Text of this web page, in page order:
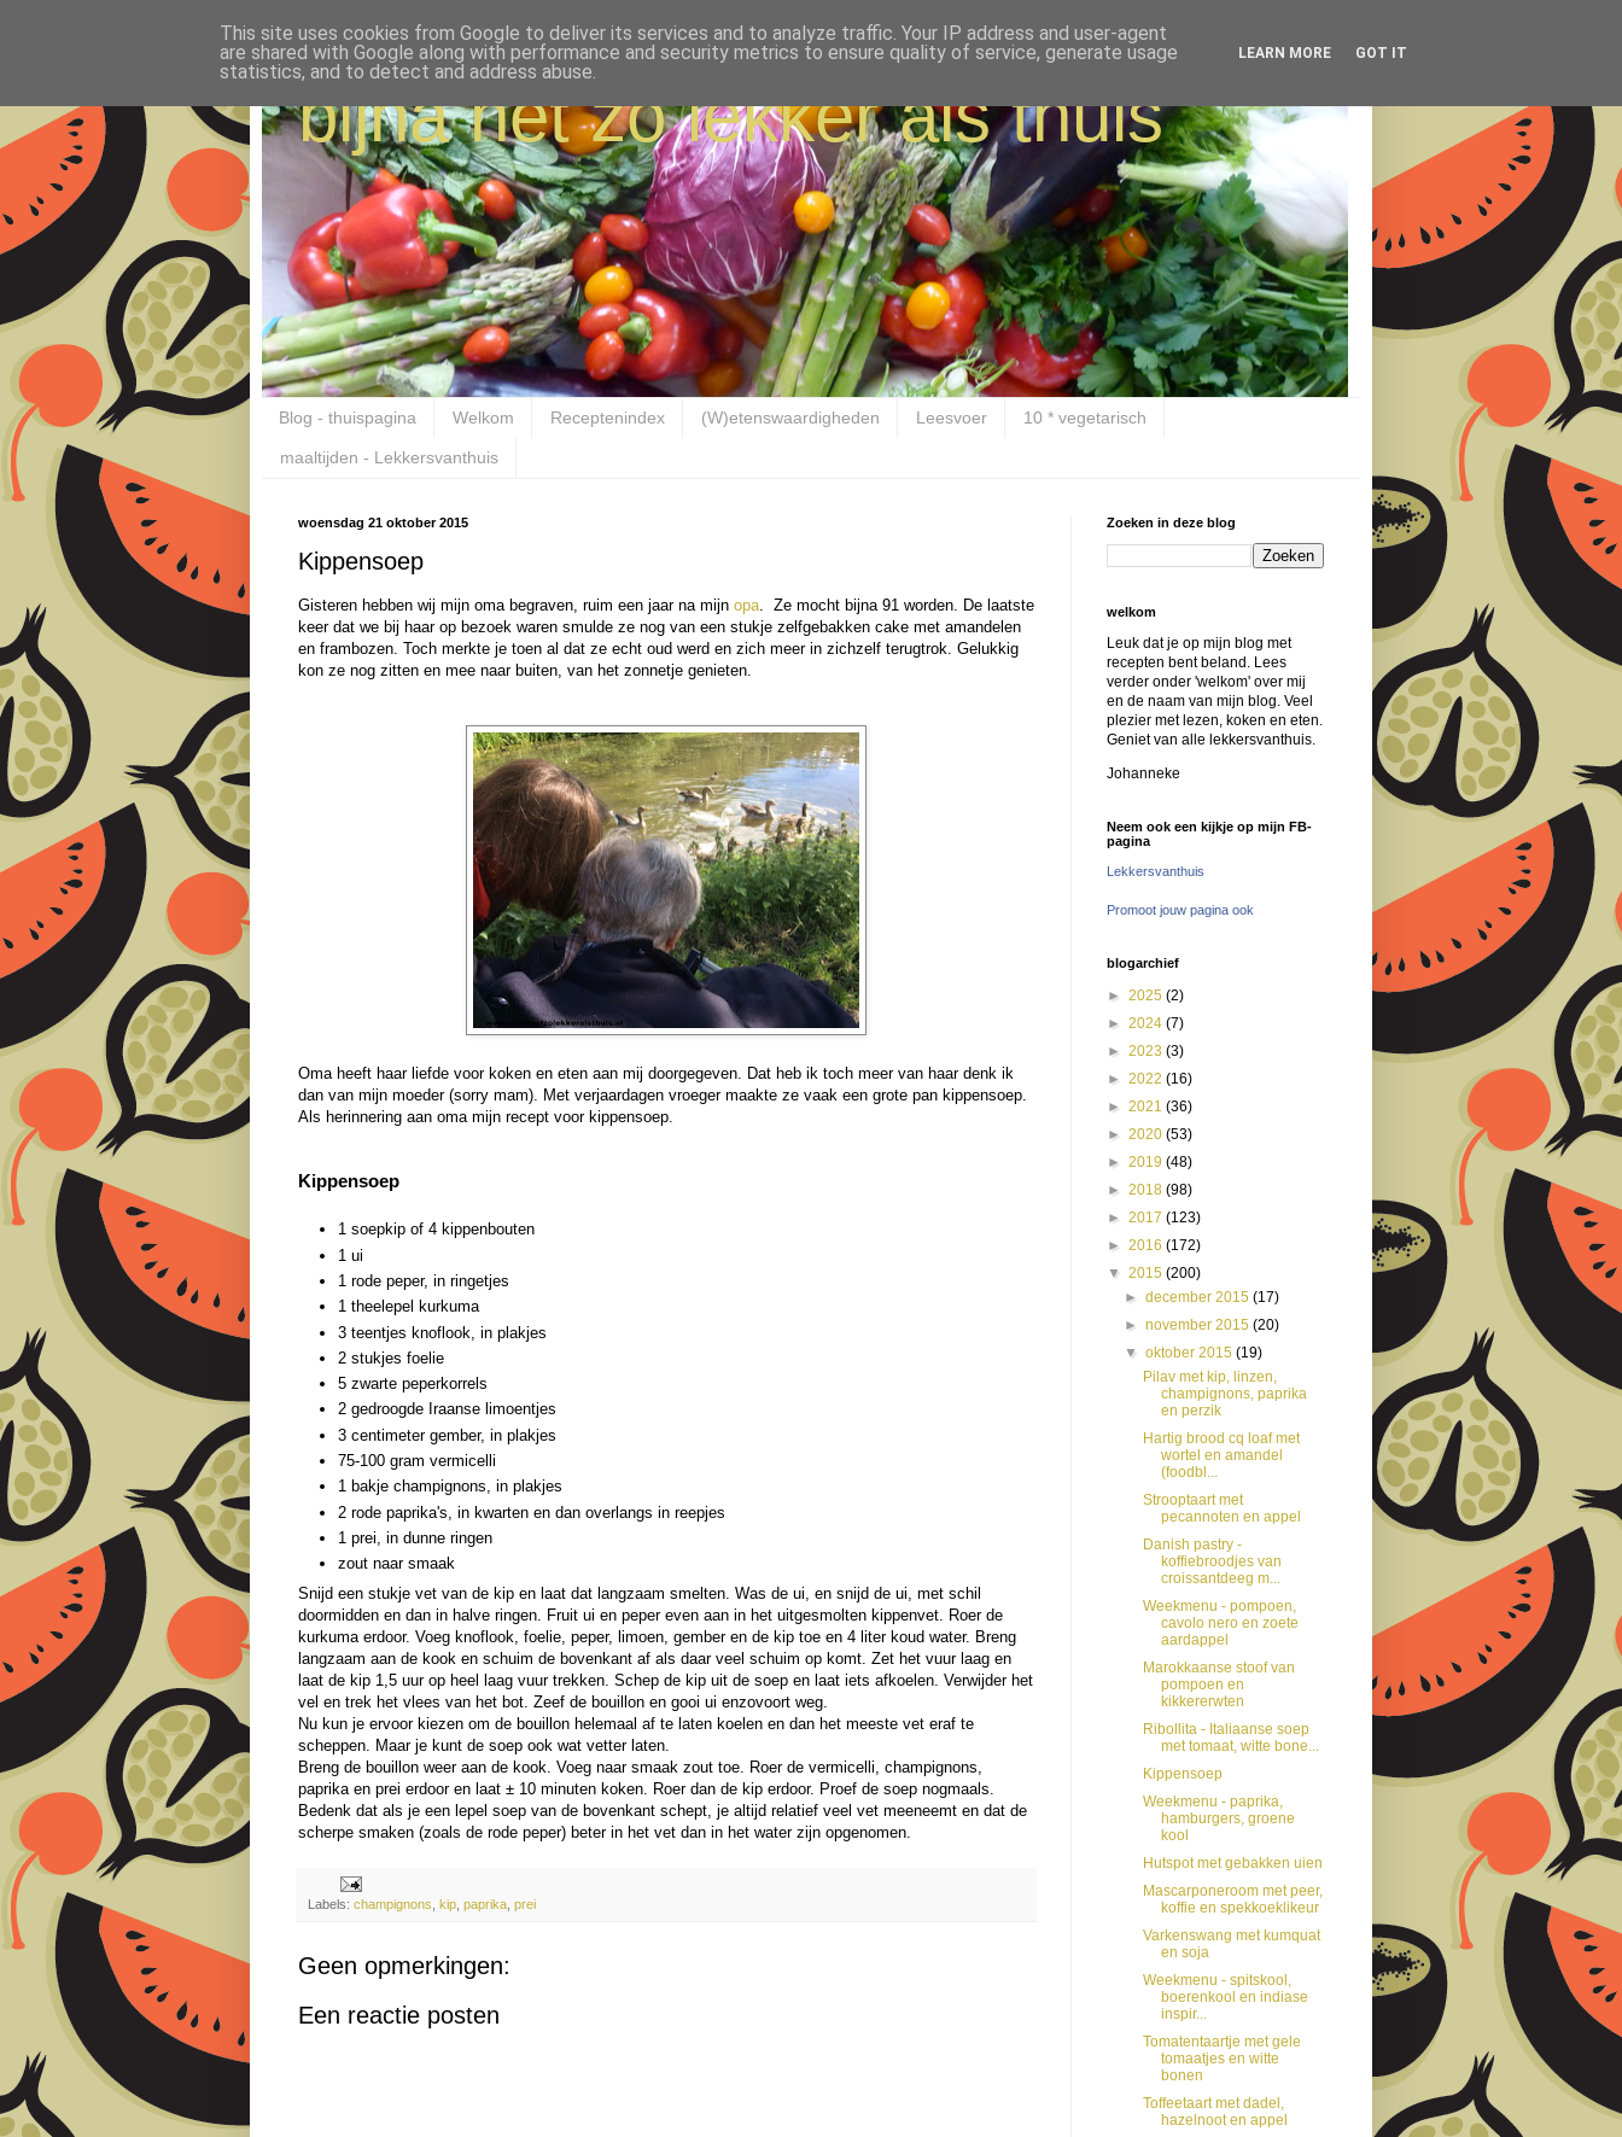
bijna net zo lekker als thuis
Blog - thuispagina Welkom Receptenindex (W)etenswaardigheden Leesvoer 10 * vegetarisch
maaltijden - Lekkersvanthuis
woensdag 21 oktober 2015
Kippensoep
Gisteren hebben wij mijn oma begraven, ruim een jaar na mijn opa . Ze mocht bijna 91 worden. De laatste
keer dat we bij haar op bezoek waren smulde ze nog van een stukje zelfgebakken cake met amandelen
en frambozen. Toch merkte je toen al dat ze echt oud werd en zich meer in zichzelf terugtrok. Gelukkig
kon ze nog zitten en mee naar buiten, van het zonnetje genieten.
Oma heeft haar liefde voor koken en eten aan mij doorgegeven. Dat heb ik toch meer van haar denk ik
dan van mijn moeder (sorry mam). Met verjaardagen vroeger maakte ze vaak een grote pan kippensoep.
Als herinnering aan oma mijn recept voor kippensoep.
Kippensoep
1 soepkip of 4 kippenbouten
1 ui
1 rode peper, in ringetjes
1 theelepel kurkuma
3 teentjes knoflook, in plakjes
2 stukjes foelie
5 zwarte peperkorrels
2 gedroogde Iraanse limoentjes
3 centimeter gember, in plakjes
75-100 gram vermicelli
1 bakje champignons, in plakjes
2 rode paprika's, in kwarten en dan overlangs in reepjes
1 prei, in dunne ringen
zout naar smaak
Snijd een stukje vet van de kip en laat dat langzaam smelten. Was de ui, en snijd de ui, met schil
doormidden en dan in halve ringen. Fruit ui en peper even aan in het uitgesmolten kippenvet. Roer de
kurkuma erdoor. Voeg knoflook, foelie, peper, limoen, gember en de kip toe en 4 liter koud water. Breng
langzaam aan de kook en schuim de bovenkant af als daar veel schuim op komt. Zet het vuur laag en
laat de kip 1,5 uur op heel laag vuur trekken. Schep de kip uit de soep en laat iets afkoelen. Verwijder het
vel en trek het vlees van het bot. Zeef de bouillon en gooi ui enzovoort weg.
Nu kun je ervoor kiezen om de bouillon helemaal af te laten koelen en dan het meeste vet eraf te
scheppen. Maar je kunt de soep ook wat vetter laten.
Breng de bouillon weer aan de kook. Voeg naar smaak zout toe. Roer de vermicelli, champignons,
paprika en prei erdoor en laat ± 10 minuten koken. Roer dan de kip erdoor. Proef de soep nogmaals.
Bedenk dat als je een lepel soep van de bovenkant schept, je altijd relatief veel vet meeneemt en dat de
scherpe smaken (zoals de rode peper) beter in het vet dan in het water zijn opgenomen.
Labels: champignons kip paprika prei
Geen opmerkingen:
Een reactie posten
Zoeken in deze blog
welkom
Leuk dat je op mijn blog met
recepten bent beland. Lees
verder onder 'welkom' over mij
en de naam van mijn blog. Veel
plezier met lezen, koken en eten.
Geniet van alle lekkersvanthuis.
Johanneke
Neem ook een kijkje op mijn FB-
pagina
Lekkersvanthuis
Promoot jouw pagina ook
blogarchief
► 2025 (2)
► 2024 (7)
► 2023 (3)
► 2022 (16)
► 2021 (36)
► 2020 (53)
► 2019 (48)
► 2018 (98)
► 2017 (123)
► 2016 (172)
▼ 2015 (200)
►december 2015(17)
►november 2015(20)
▼oktober 2015(19)
Pilav met kip, linzen,
champignons, paprika
en perzik
Hartig brood cq loaf met
wortel en amandel
(foodbl...
Strooptaart met
pecannoten en appel
Danish pastry -
koffiebroodjes van
croissantdeeg m...
Weekmenu - pompoen,
cavolo nero en zoete
aardappel
Marokkaanse stoof van
pompoen en
kikkererwten
Ribollita - Italiaanse soep
met tomaat, witte bone...
Kippensoep
Weekmenu - paprika,
hamburgers, groene
kool
Hutspot met gebakken uien
Mascarponeroom met peer,
koffie en spekkoeklikeur
Varkenswang met kumquat
en soja
Weekmenu - spitskool,
boerenkool en indiase
inspir...
Tomatentaartje met gele
tomaatjes en witte
bonen
Toffeetaart met dadel,
hazelnoot en appel
This site uses cookies from Google to deliver its services and to analyze traffic. Your IP address and user-agent
are shared with Google along with performance and security metrics to ensure quality of service, generate usage
statistics, and to detect and address abuse.
LEARN MORE GOT IT